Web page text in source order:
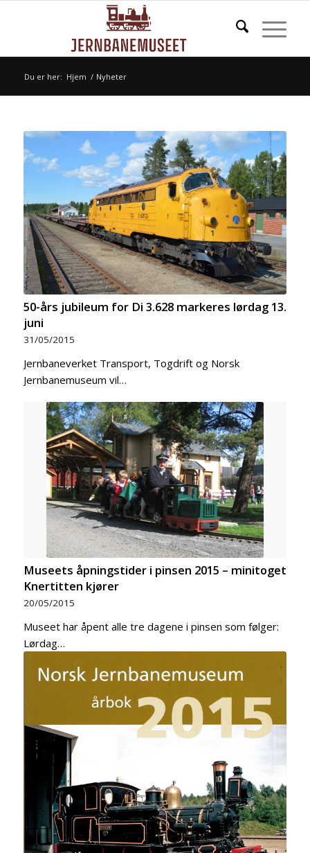
Du er her: Hjem / Nyheter
50-års jubileum for Di 3.628 markeres lørdag 13.
juni
31/05/2015
Jernbaneverket Transport, Togdrift og Norsk
Jernbanemuseum vil…
Museets åpningstider i pinsen 2015 – minitoget
Knertitten kjører
20/05/2015
Museet har åpent alle tre dagene i pinsen som følger:
Lørdag…